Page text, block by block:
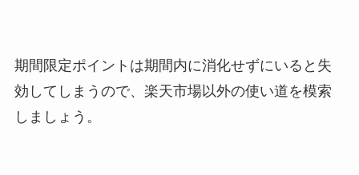
期間限定ポイントは期間内に消化せずにいると失
効してしまうので、楽天市場以外の使い道を模索
しましょう。